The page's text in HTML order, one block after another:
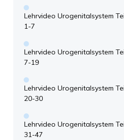
Lehrvideo Urogenitalsystem
1-7
Lehrvideo Urogenitalsystem
7-19
Lehrvideo Urogenitalsystem
20-30
Lehrvideo Urogenitalsystem
31-47